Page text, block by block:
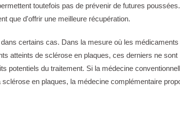
toutefois pas de prévenir de futures
que d'offrir une meilleure récupération.
certains cas. Dans la mesure où les médicaments
atteints de sclérose en plaques, ces derniers ne sont
potentiels du traitement. Si la médecine
en plaques, la médecine complémentaire